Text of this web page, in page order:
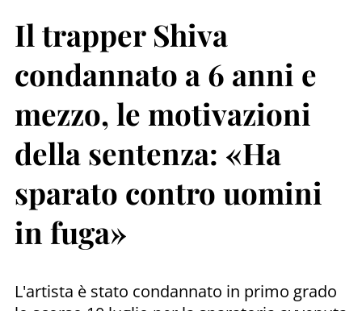
Il trapper Shiva
condannato a 6 anni e
mezzo, le motivazioni
della sentenza: «Ha
sparato contro uomini
in fuga»
L'artista è stato condannato in primo grado